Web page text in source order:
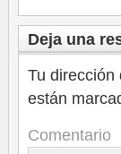
Deja una
Tu dirección
están
Comentario